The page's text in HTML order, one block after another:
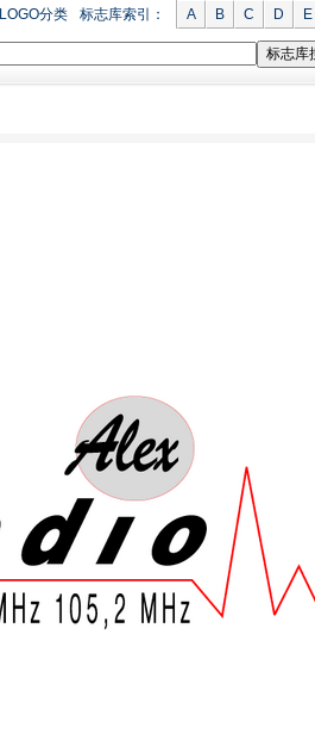
LOGO分类 标志库索引： A B C D E